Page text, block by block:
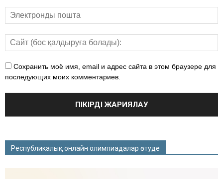
Сохранить моё имя, email и адрес сайта в этом браузере для
последующих моих комментариев.
Республикалық онлайн олимпиадалар өтуде